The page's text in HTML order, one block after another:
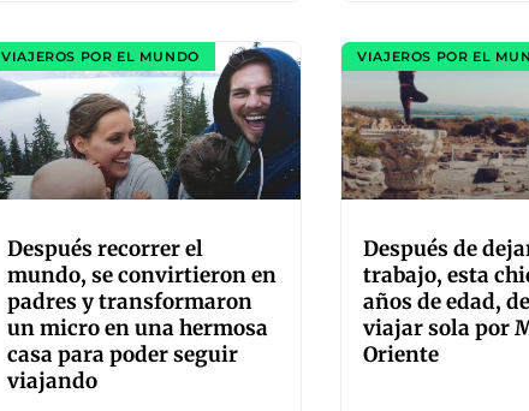
VIAJEROS POR EL MUNDO
Después recorrer el
mundo, se convirtieron en
padres y transformaron
un micro en una hermosa
casa para poder seguir
viajando
VIAJEROS POR EL
Después de
trabajo, esta
años de edad,
viajar sola por
Oriente